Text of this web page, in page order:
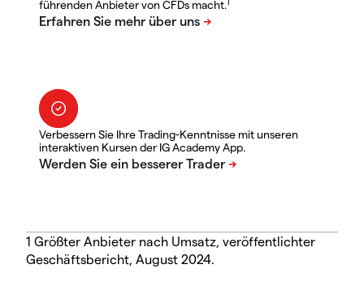
führenden Anbieter von CFDs macht.
Verbessern Sie Ihre Trading-Kenntnisse mit unseren
interaktiven Kursen der IG Academy App.
1 Größter Anbieter nach Umsatz, veröffentlichter
Geschäftsbericht, August 2024.